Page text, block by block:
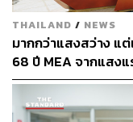
นอกจาก BLEN FES
มอบความสุขตลอด 6
กับ Bodyslam ปล่อยมิ
สวยงาม’ ที่นำเสนอ
Bodyslam
THAILAND / NEWS
มากกว่าแสงสว่าง แ
68 ปี MEA จากแสง
เมือง ผ่าน MEA